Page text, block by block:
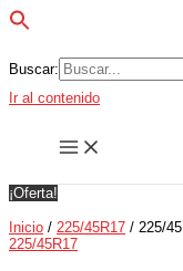
Buscar:
Ir al contenido
¡Oferta!
Inicio / 225/45R17 / 225/
225/45R17